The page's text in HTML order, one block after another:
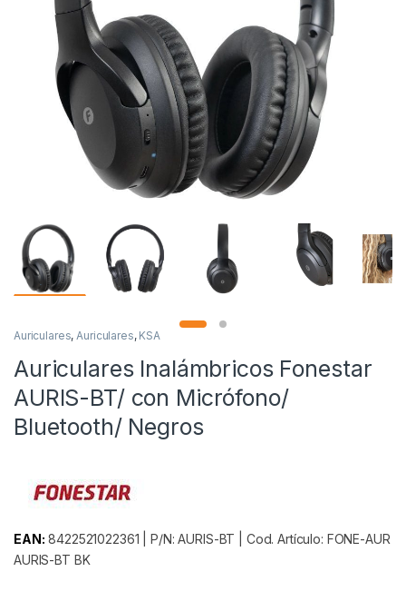
Auriculares,Auriculares, KSA
Auriculares Inalámbricos Fonestar
AURIS-BT/ con Micrófono/
Bluetooth/ Negros
EAN: 8422521022361 | P/N: AURIS-BT | Cod. Artículo: FONE-AUR
AURIS-BT BK